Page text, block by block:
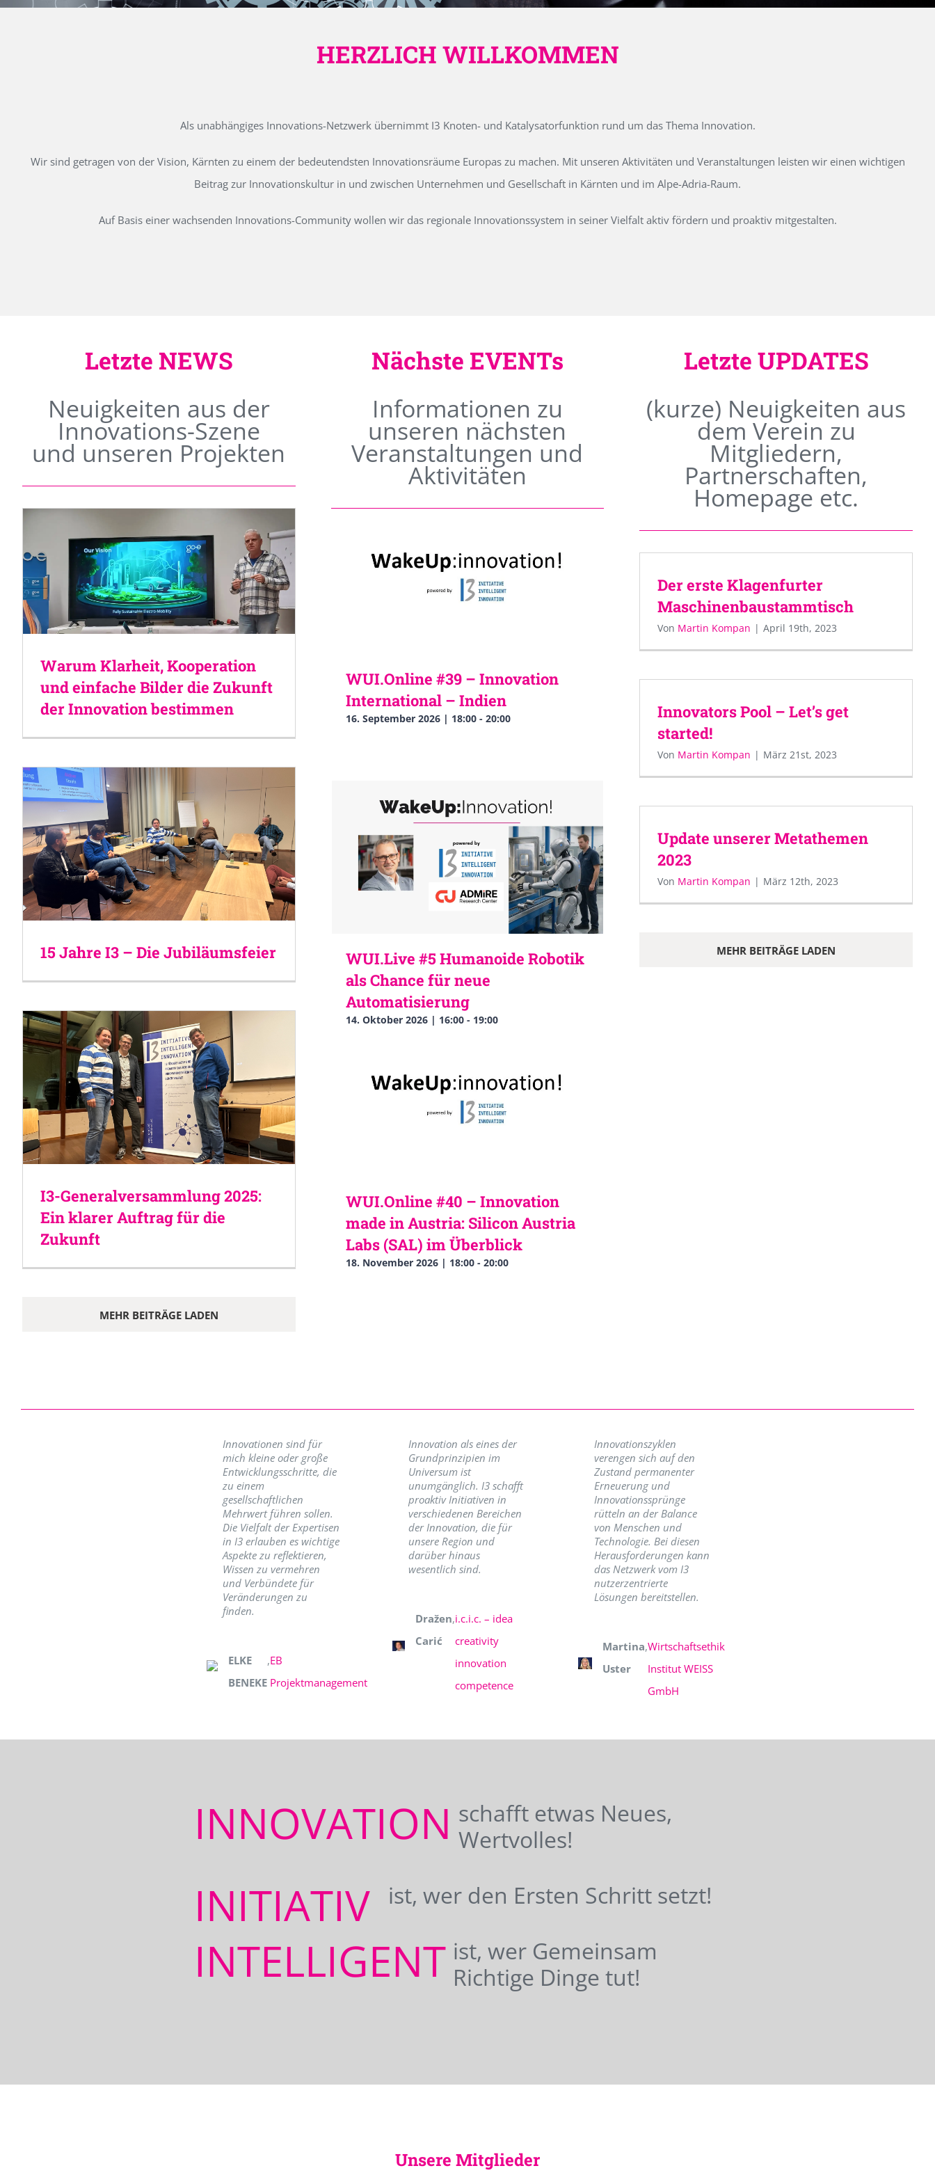
HERZLICH WILLKOMMEN
Als unabhängiges Innovations-Netzwerk übernimmt I3 Knoten- und Katalysatorfunktion rund um das Thema Innovation.
Wir sind getragen von der Vision, Kärnten zu einem der bedeutendsten Innovationsräume Europas zu machen. Mit unseren Aktivitäten und Veranstaltungen leisten wir einen wichtigen
Beitrag zur Innovationskultur in und zwischen Unternehmen und Gesellschaft in Kärnten und im Alpe-Adria-Raum.
Auf Basis einer wachsenden Innovations-Community wollen wir das regionale Innovationssystem in seiner Vielfalt aktiv fördern und proaktiv mitgestalten.
Letzte NEWS
Neuigkeiten aus der
Innovations-Szene
und unseren Projekten
Warum Klarheit, Kooperation
und einfache Bilder die Zukunft
der Innovation bestimmen
15 Jahre I3 – Die Jubiläumsfeier
I3-Generalversammlung 2025:
Ein klarer Auftrag für die
Zukunft
MEHR BEITRÄGE LADEN
Nächste EVENTs
Informationen zu
unseren nächsten
Veranstaltungen und
Aktivitäten
WUI.Online #39 – Innovation
International – Indien
16. September 2026 | 18:00- 20:00
WUI.Live #5 Humanoide Robotik
als Chance für neue
Automatisierung
14. Oktober 2026 | 16:00- 19:00
WUI.Online #40 – Innovation
made in Austria: Silicon Austria
Labs (SAL) im Überblick
18. November 2026 | 18:00- 20:00
Letzte UPDATES
(kurze) Neuigkeiten aus
dem Verein zu
Mitgliedern,
Partnerschaften,
Homepage etc.
Der erste Klagenfurter
Maschinenbaustammtisch
Von Martin Kompan | April 19th, 2023
Innovators Pool – Let’s get
started!
Von Martin Kompan | März 21st, 2023
Update unserer Metathemen
2023
Von Martin Kompan | März 12th, 2023
MEHR BEITRÄGE LADEN
Innovationen sind für
mich kleine oder große
Entwicklungsschritte, die
zu einem
gesellschaftlichen
Mehrwert führen sollen.
Die Vielfalt der Expertisen
in I3 erlauben es wichtige
Aspekte zu reflektieren,
Wissen zu vermehren
und Verbündete für
Veränderungen zu
finden.
ELKE
BENEKE
,EB
Projektmanagement
Innovation als eines der
Grundprinzipien im
Universum ist
unumgänglich. I3 schafft
proaktiv Initiativen in
verschiedenen Bereichen
der Innovation, die für
unsere Region und
darüber hinaus
wesentlich sind.
Dražen
Carić
,i.c.i.c. – idea
creativity
innovation
competence
Innovationszyklen
verengen sich auf den
Zustand permanenter
Erneuerung und
Innovationssprünge
rütteln an der Balance
von Menschen und
Technologie. Bei diesen
Herausforderungen kann
das Netzwerk vom I3
nutzerzentrierte
Lösungen bereitstellen.
Martina
Uster
,Wirtschaftsethik
Institut WEISS
GmbH
INNOVATION schafft etwas Neues,
Wertvolles!
INITIATIV ist, wer den Ersten Schritt setzt!
INTELLIGENT ist, wer Gemeinsam
Richtige Dinge tut!
Unsere Mitglieder